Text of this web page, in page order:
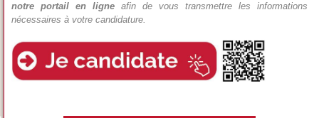
notre portail en ligne afin de vous transmettre les informations
nécessaires à votre candidature.